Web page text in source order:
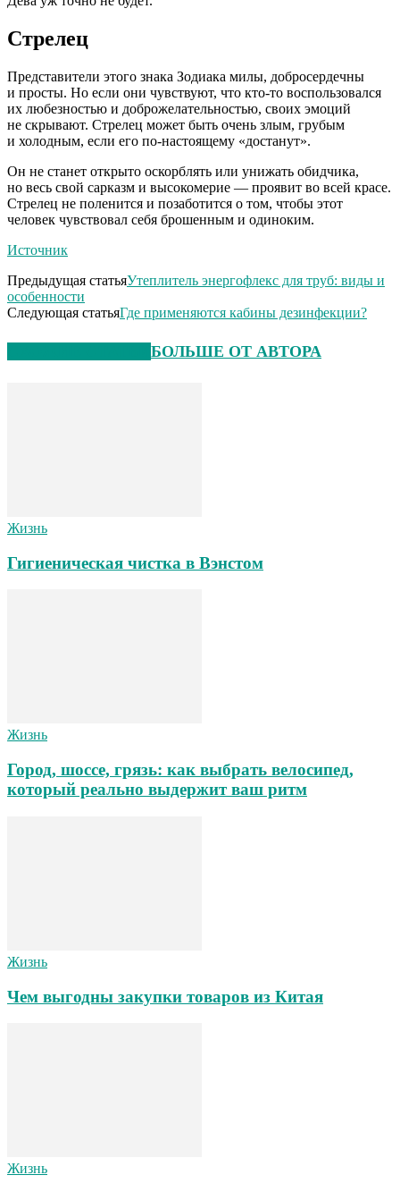
Стрелец
Представители этого знака Зодиака милы, добросердечны
и просты. Но если они чувствуют, что кто-то воспользовался
их любезностью и доброжелательностью, своих эмоций
не скрывают. Стрелец может быть очень злым, грубым
и холодным, если его по-настоящему «достанут».
Он не станет открыто оскорблять или унижать обидчика,
но весь свой сарказм и высокомерие — проявит во всей красе.
Стрелец не поленится и позаботится о том, чтобы этот
человек чувствовал себя брошенным и одиноким.
Источник
Предыдущая статьяУтеплитель энергофлекс для труб: виды и
особенности
Следующая статьяГде применяются кабины дезинфекции?
БОЛЬШЕ ОТ АВТОРА
Жизнь
Гигиеническая чистка в Вэнстом
Жизнь
Город, шоссе, грязь: как выбрать велосипед,
который реально выдержит ваш ритм
Жизнь
Чем выгодны закупки товаров из Китая
Жизнь